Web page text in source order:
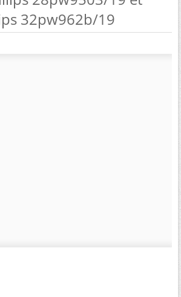
32pw962b/19